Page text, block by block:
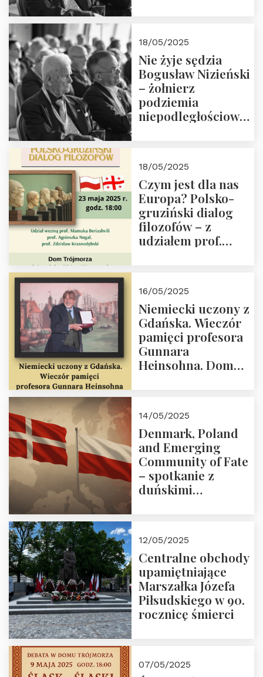
18/05/2025
Nie żyje sędzia
Bogusław Nizieński
– żołnierz
podziemia
niepodległościowego
społeczny, członek
Kapituły Nagrody
im. Prezydenta
Lecha
Kaczyńskiego.
Wielki autorytet.
18/05/2025
Czym jest dla nas
Europa? Polsko-
gruziński dialog
filozofów – z
udziałem prof.
Dom Trójmorza 23
maja 2025 r. godz.
18:00.
16/05/2025
Niemiecki uczony z
Gdańska. Wieczór
pamięci profesora
Gunnara
Heinsohna. Dom
14/05/2025
Denmark, Poland
and Emerging
Community of Fate
– spotkanie z
duńskimi
12/05/2025
Centralne obchody
upamiętniające
Marszałka Józefa
Piłsudskiego w 90.
rocznicę śmierci
07/05/2025